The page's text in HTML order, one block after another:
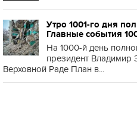
Утро 1001-го дня
Главные события
На 1000-й день
президент Владимир
Верховной Раде План в...